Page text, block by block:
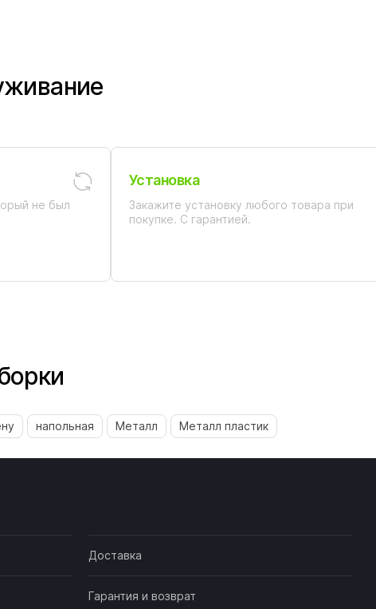
не был
Установка
Закажите установку любого товара при
покупке. С гарантией.
напольная Металл Металл пластик
Доставка
Гарантия и возврат